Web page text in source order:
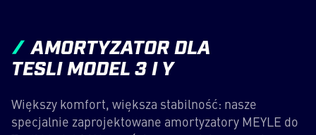
AMORTYZATOR DLA
TESLI MODEL 3 I Y
Większy komfort, większa stabilność: nasze
specjalnie zaprojektowane amortyzatory MEYLE do